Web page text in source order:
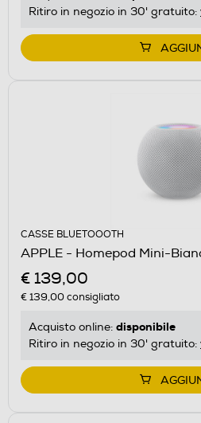
Ritiro in negozio in 30' gratuito:
CASSE BLUETOOOTH
APPLE - Homepod Mini-
€ 139,00
€ 139,00consigliato
Acquisto online: disponibile
Ritiro in negozio in 30' gratuito: